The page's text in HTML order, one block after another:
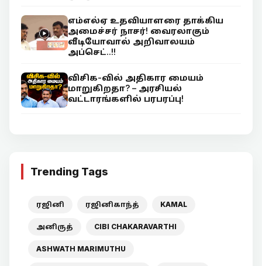
எம்எல்ஏ உதவியாளரை தாக்கிய
அமைச்சர் நாசர்! வைரலாகும்
வீடியோவால் அறிவாலயம்
அப்செட்..!!
விசிக-வில் அதிகார மையம்
மாறுகிறதா? – அரசியல்
வட்டாரங்களில் பரபரப்பு!
Trending Tags
ரஜினி ரஜினிகாந்த் KAMAL
அனிருத் CIBI CHAKARAVARTHI
ASHWATH MARIMUTHU